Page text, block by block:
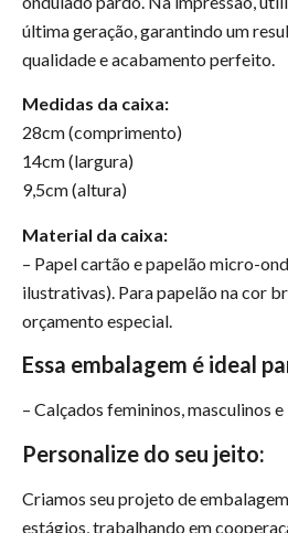
última geração, garantindo um
qualidade e acabamento perfeito.
Medidas da caixa:
28cm (comprimento)
14cm (largura)
9,5cm (altura)
Material da caixa:
– Papel cartão e papelão micro-
ilustrativas). Para papelão na cor
orçamento especial.
Essa embalagem é ideal
– Calçados femininos, masculinos
Personalize do seu jeito:
Criamos seu projeto de
estágios, trabalhando em